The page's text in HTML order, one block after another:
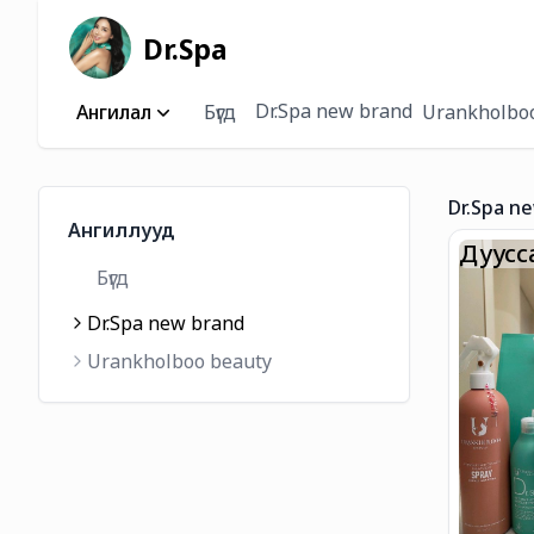
Dr.Spa
Ангилал Бүгд Dr.Spa new brand
Ангиллууд
Бүгд
Dr.Spa new brand
Urankholboo beauty
Dr.Spa